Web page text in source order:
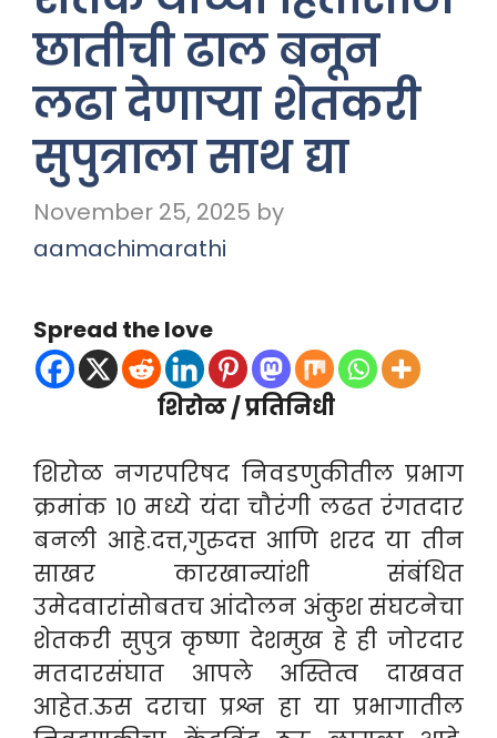
छातीची ढाल बनून
लढा देणाऱ्या शेतकरी
सुपुत्राला साथ द्या
November 25, 2025 by
aamachimarathi
Spread the love
शिरोळ / प्रतिनिधी
शिरोळ नगरपरिषद निवडणुकीतील प्रभाग
क्रमांक १० मध्ये यंदा चौरंगी लढत रंगतदार
बनली आहे.दत्त,गुरुदत्त आणि शरद या तीन
साखर कारखान्यांशी संबंधित
उमेदवारांसोबतच आंदोलन अंकुश संघटनेचा
शेतकरी सुपुत्र कृष्णा देशमुख हे ही जोरदार
मतदारसंघात आपले अस्तित्व दाखवत
आहेत.ऊस दराचा प्रश्न हा या प्रभागातील